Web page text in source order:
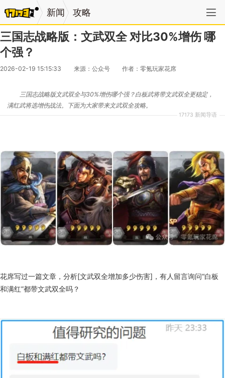
新闻 攻略
三国志战略版：文武双全 对比30%增伤 哪
个强？
2026-02-19 15:15:33 来源：公众号 作者：零氪玩家花席
17173 新闻导语
三国志战略版文武双全与30%增伤哪个强？白板武将带文武双全更稳定，
满红武将选增伤战法。下面为大家带来文武双全攻略。
花席写过一篇文章，分析[文武双全增加多少伤害]，有人留言询问“白板
和满红”都带文武双全吗？